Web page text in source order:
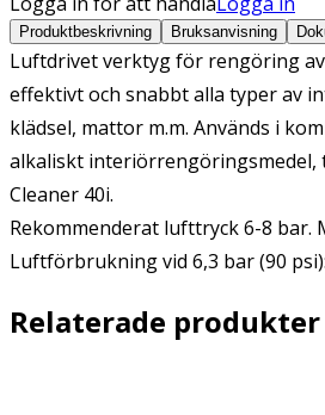
Produktbeskrivning Bruksanvisning
Luftdrivet verktyg för rengöring
effektivt och snabbt alla typer av
klädsel, mattor m.m. Används i
alkaliskt
Cleaner 40i.
Rekommenderat lufttryck 6-8 bar.
Luftförbrukning vid 6,3 bar (90
Relaterade produkter